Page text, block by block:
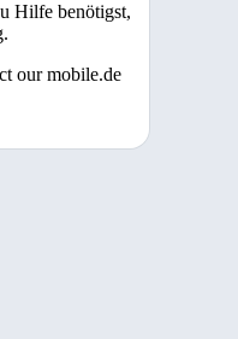
Hilfe benötigst,
our mobile.de